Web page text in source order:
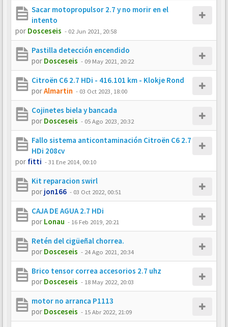
Sacar motopropulsor 2.7 y no morir en el
intento
por Dosceseis - 02 Jun 2021, 20:58
Pastilla detección encendido
por Dosceseis - 09 May 2021, 20:22
Citroën C6 2.7 HDi - 416.101 km - Klokje Rond
porAlmartin - 03 Oct 2023, 18:00
Cojinetes biela y bancada
por Dosceseis - 05 Ago 2023, 20:32
Fallo sistema anticontaminación Citroën C6 2.7
HDi 208cv
por fitti -31 Ene 2014, 00:10
Kit reparacion swirl
por jon166 - 03 Oct 2022, 00:51
CAJA DE AGUA 2.7 HDi
por Lonau - 16 Feb 2019, 20:21
Retén del cigüeñal chorrea.
por Dosceseis - 24 Ago 2021, 20:34
Brico tensor correa accesorios 2.7 uhz
por Dosceseis - 18 May 2022, 20:03
motor no arranca P1113
por Dosceseis - 15 Abr 2022, 21:09